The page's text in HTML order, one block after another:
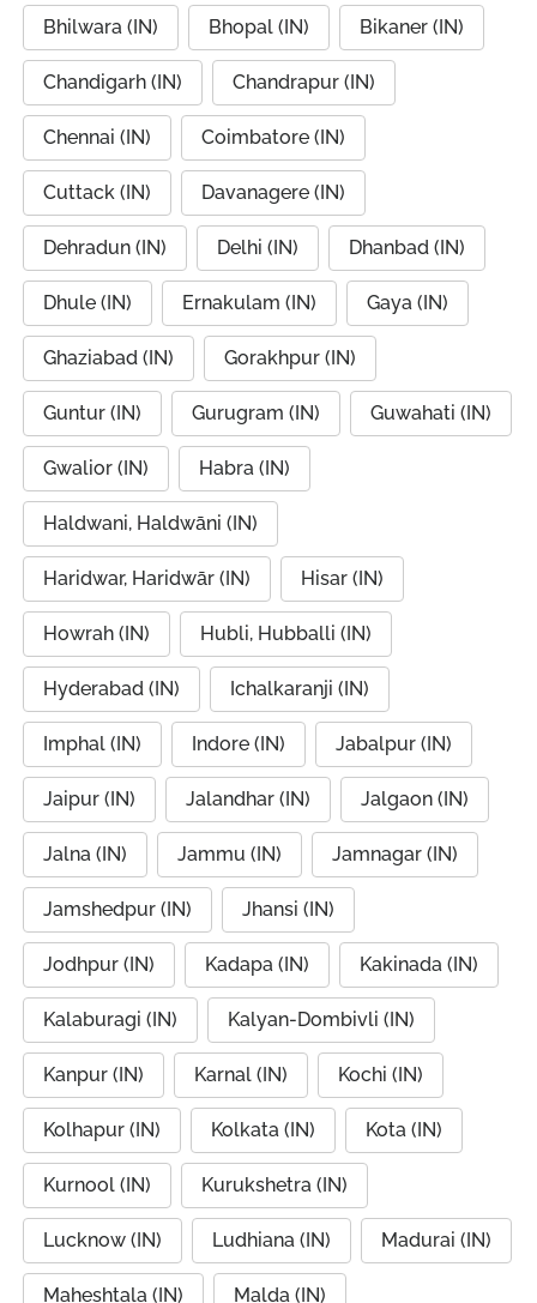
Bhilwara (IN) Bhopal (IN) Bikaner (IN)
Chandigarh (IN) Chandrapur (IN)
Chennai (IN) Coimbatore (IN)
Cuttack (IN) Davanagere (IN)
Dehradun (IN) Delhi (IN) Dhanbad (IN)
Dhule (IN) Ernakulam (IN) Gaya (IN)
Ghaziabad (IN) Gorakhpur (IN)
Guntur (IN) Gurugram (IN) Guwahati (IN)
Gwalior (IN) Habra (IN)
Haldwani, Haldwāni (IN)
Haridwar, Haridwār (IN) Hisar (IN)
Howrah (IN) Hubli, Hubballi (IN)
Hyderabad (IN) Ichalkaranji (IN)
Imphal (IN) Indore (IN) Jabalpur (IN)
Jaipur (IN) Jalandhar (IN) Jalgaon (IN)
Jalna (IN) Jammu (IN) Jamnagar (IN)
Jamshedpur (IN) Jhansi (IN)
Jodhpur (IN) Kadapa (IN) Kakinada (IN)
Kalaburagi (IN) Kalyan-Dombivli (IN)
Kanpur (IN) Karnal (IN) Kochi (IN)
Kolhapur (IN) Kolkata (IN) Kota (IN)
Kurnool (IN) Kurukshetra (IN)
Lucknow (IN) Ludhiana (IN) Madurai (IN)
Maheshtala (IN) Malda (IN)